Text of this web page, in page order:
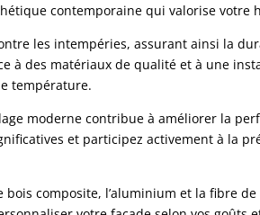
contemporaine qui valorise
les intempéries, assurant ainsi la
à des matériaux de qualité et à une
température.
moderne contribue à améliorer la
et participez activement à la
composite, l’aluminium et la fibre